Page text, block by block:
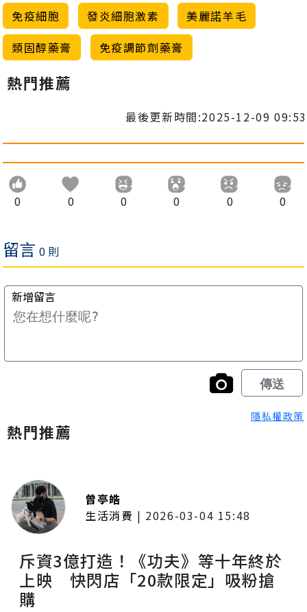
免疫細胞
發炎細胞激素
美麗諾羊毛
類固醇藥膏
免疫調節劑藥膏
熱門推薦
最後更新時間:2025-12-09 09:53
0 0 0 0 0 0
隱私權政策
熱門推薦
曾亭皓
生活消費 | 2026-03-04 15:48
斥資3億打造！《功夫》等十年終於
上映 快閃店「20款限定」吸粉搶
購